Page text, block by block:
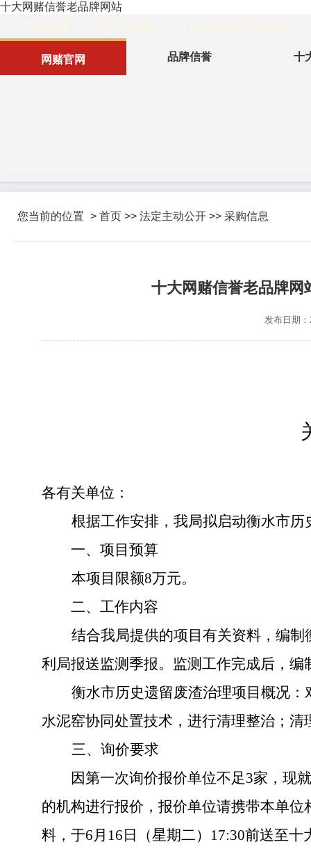
十大网赌信誉老品牌网站
网赌官网 品牌信誉 十
您当前的位置 > 首页 >> 法定主动公开 >> 采购信息
十大网赌信誉老品牌网
发布日期
各有关单位：
根据工作安排，我局拟启动衡水市
一、项目预算
本项目限额8万元。
二、 工作内容
结合我局提供的项目有关资料，编
利局报送监测季报。监测工作完成后，
衡水市历史遗留废渣治理项目概况
水泥窑协同处置技术，进行清理整治；
三、 询价要求
因第一次询价报价单位不足3家， 现就
的机构进行报价， 报价单位请携带本单位
料， 于6月 16 日（星期二） 17:30前送至十